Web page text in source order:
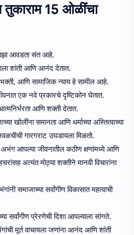
15 ओळींचा
आवडता संत आहे.
शांती आणि आनंद देतात.
भक्ती, आणि सामाजिक न्याय हे सामील आहे.
एक नवे प्रकारचे दृष्टिकोन घेतात.
आणि शक्ती देतात.
खोलींना समानता आणि धर्माच्या अस्तित्वाच्या
गारगराट उघडायला मिळतो.
अभंग आपल्या जीवनातील कठीण क्षणांमध्ये आणि
अत्यंत मोठ्या शक्तीने मानवी विचारांना
समाजाच्या सर्वांगीण विकासात महत्वाची
सर्वांगीण प्रेरणेची दिशा आपल्याला सांगते.
मूर्त वाचायला जणांना आनंद आणि शांती